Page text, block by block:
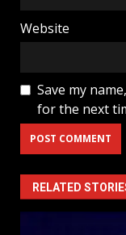
Website
Save my
for the next
RELATED